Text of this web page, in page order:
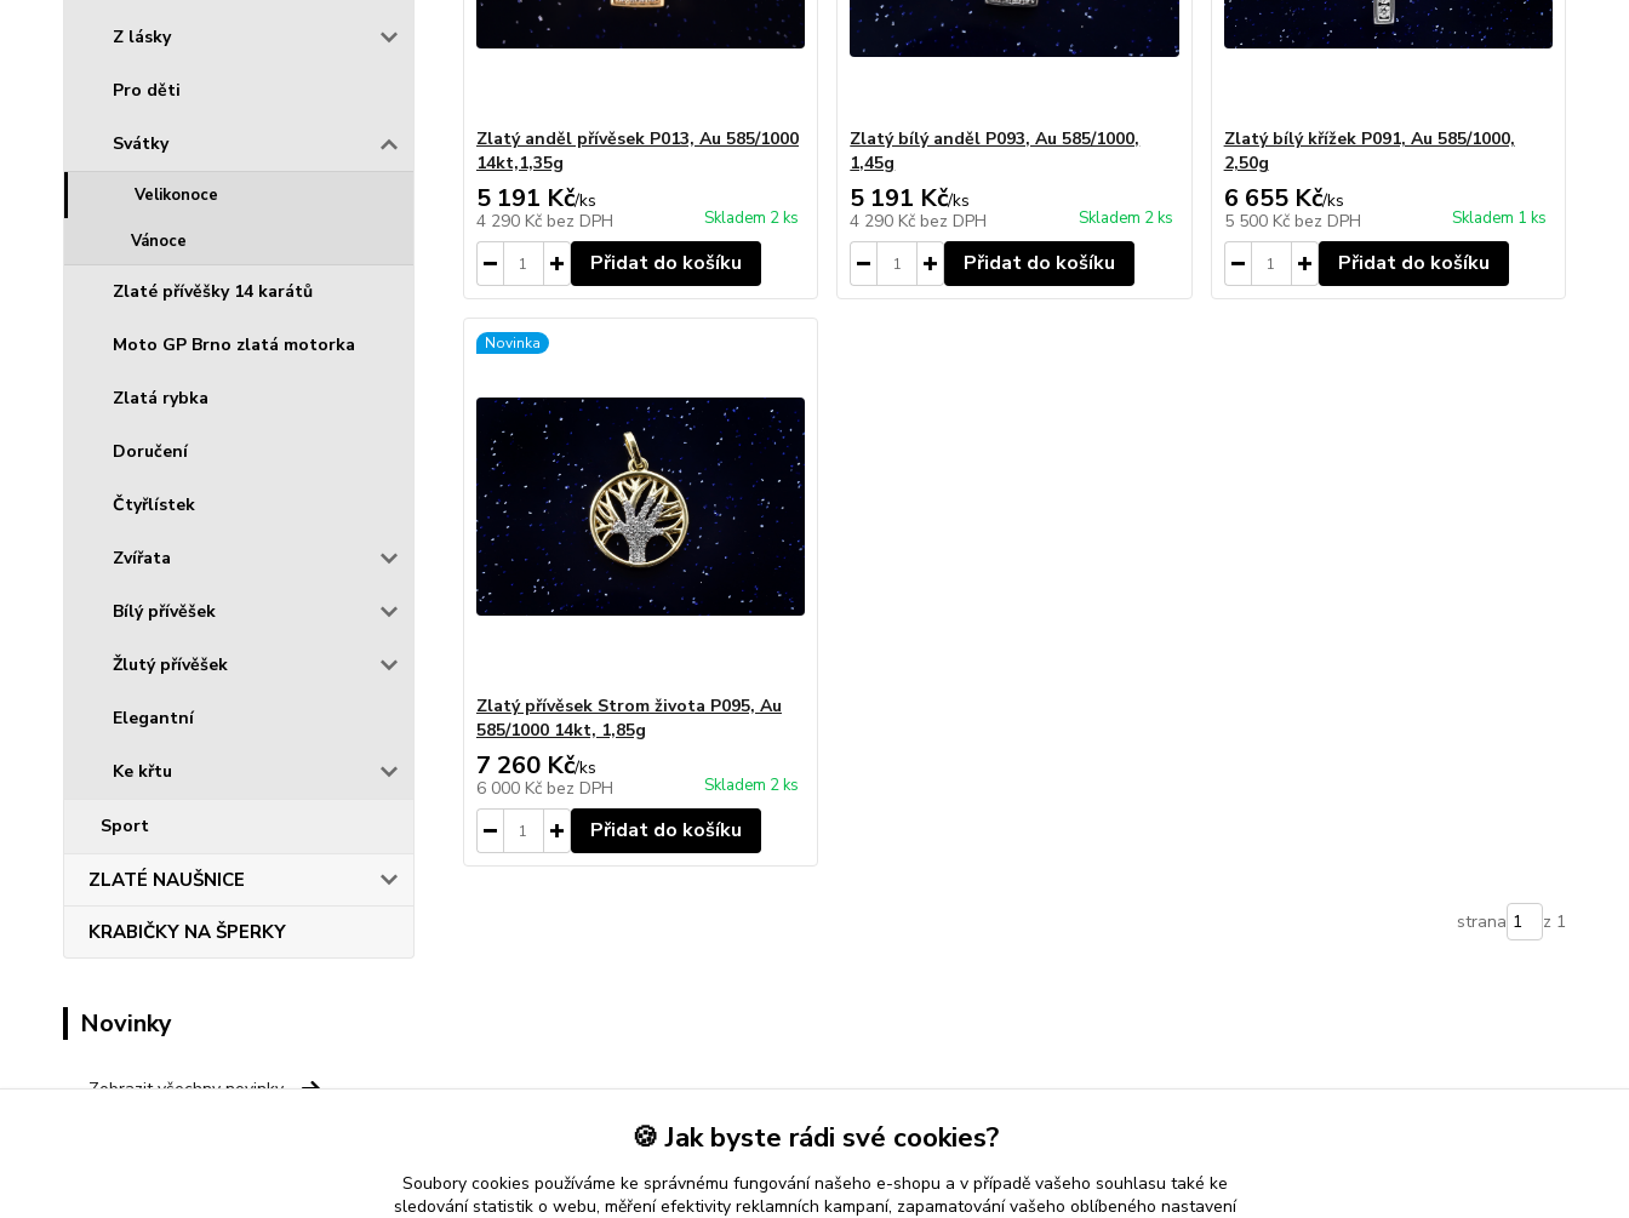
Z lásky
Pro děti
Svátky
Velikonoce
Vánoce
Zlaté přívěšky 14 karátů
Moto GP Brno zlatá motorka
Zlatá rybka
Doručení
Čtyřlístek
Zvířata
Bílý přívěšek
Žlutý přívěšek
Elegantní
Ke křtu
Sport
ZLATÉ NAUŠNICE
KRABIČKY NA ŠPERKY
Novinky
Zobrazit všechny novinky
Zlatý anděl přívěsek P013, Au 585/1000
14kt,1,35g
5 191 Kč/ks
4 290 Kč bez DPH Skladem 2 ks
Přidat do košíku
Zlatý bílý anděl P093, Au 585/1000,
1,45g
5 191 Kč/ks
4 290 Kč bez DPH Skladem 2 ks
Přidat do košíku
Zlatý bílý křížek P091, Au 585/1000,
2,50g
6 655 Kč/ks
5 500 Kč bez DPH Skladem 1 ks
Přidat do košíku
Novinka
Zlatý přívěsek Strom života P095, Au
585/1000 14kt, 1,85g
7 260 Kč/ks
6 000 Kč bez DPH Skladem 2 ks
Přidat do košíku
strana z 1
🍪 Jak byste rádi své cookies?
Soubory cookies používáme ke správnému fungování našeho e-shopu a v případě vašeho souhlasu také ke
sledování statistik o webu, měření efektivity reklamních kampaní, zapamatování vašeho oblíbeného nastavení